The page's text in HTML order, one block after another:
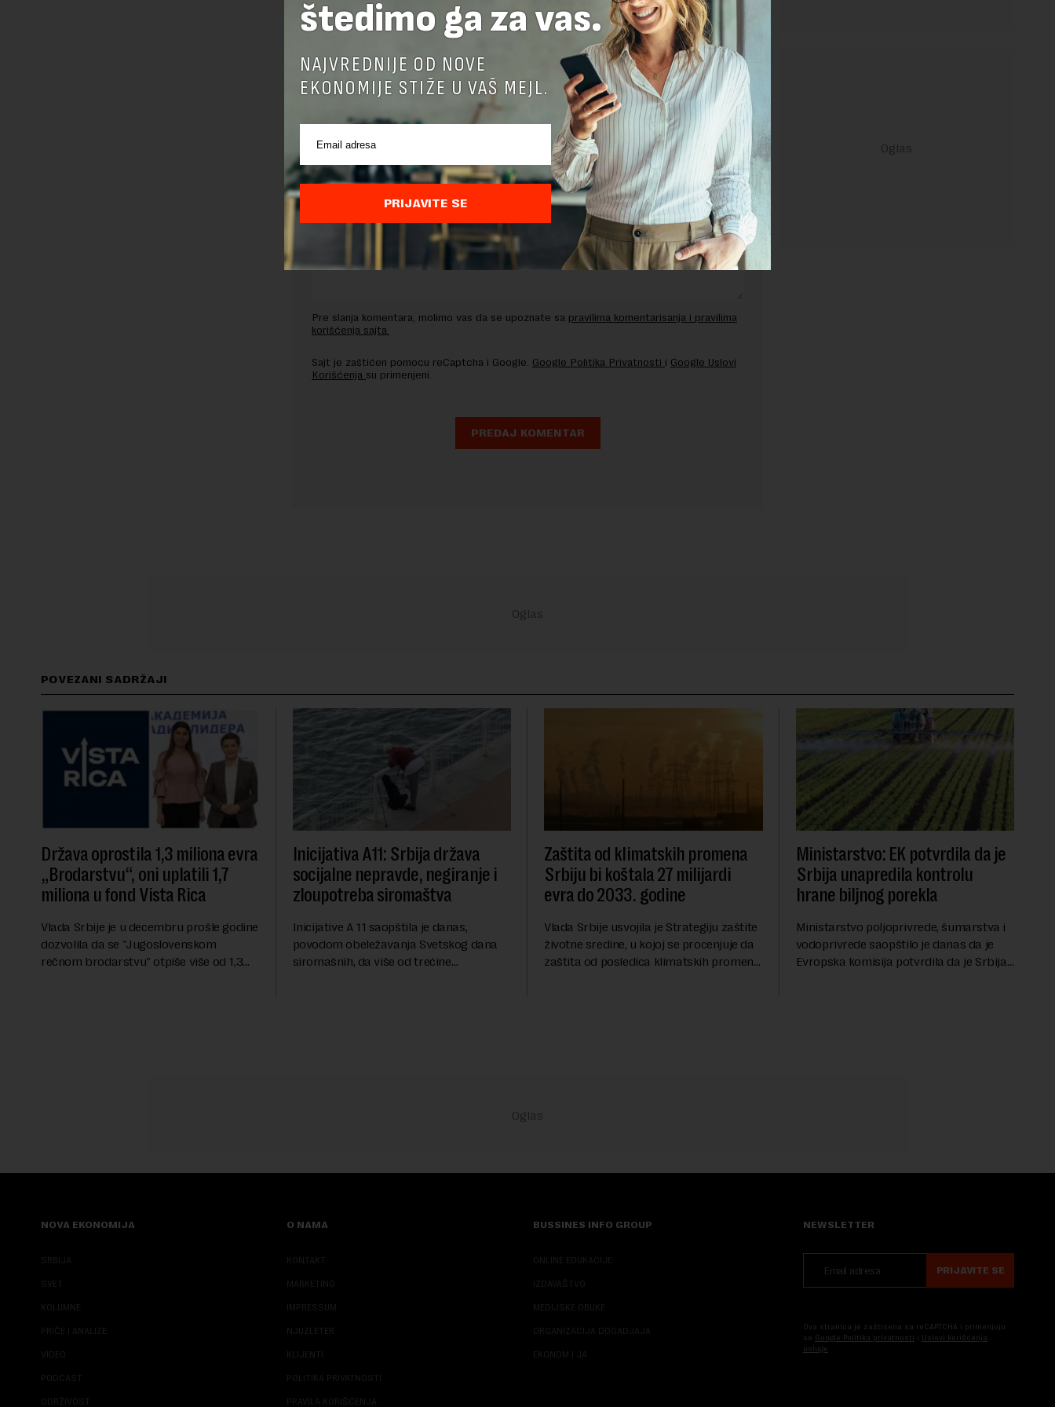
Preuzimanje delova teksta je dozvoljeno, ali uz obavezno navođenje izvora i uz postavljanje linka
Pre slanja komentara, molimo vas da se upoznate sa pravilima komentarisanja i pravilima
korišćenja sajta.
Sajt je zaštićen pomocu reCaptcha i Google. Google Politika Privatnosti i Google Uslovi
Korišćenja su primenjeni.
POVEZANI SADRŽAJI
Država oprostila 1,3 miliona evra
„Brodarstvu“, oni uplatili 1,7
miliona u fond Vista Rica
Vlada Srbije je u decembru prošle godine
dozvolila da se "Jugoslovenskom
rečnom brodarstvu" otpiše više od 1,3
Inicijativa A11: Srbija država
socijalne nepravde, negiranje i
zloupotreba siromaštva
Inicijative A 11 saopštila je danas,
povodom obeležavanja Svetskog dana
siromašnih, da više od trećine
Zaštita od klimatskih promena
Srbiju bi koštala 27 milijardi
evra do 2033. godine
Vlada Srbije usvojila je Strategiju zaštite
životne sredine, u kojoj se procenjuje da
zaštita od posledica klimatskih promena,
Ministarstvo: EK potvrdila da je
Srbija unapredila kontrolu
hrane biljnog porekla
Ministarstvo poljoprivrede, šumarstva i
vodoprivrede saopštilo je danas da je
Evropska komisija potvrdila da je Srbija
NOVA EKONOMIJA
SRBIJA
SVET
KOLUMNE
PRIČE I ANALIZE
VIDEO
PODCAST
ODRŽIVOST
O NAMA
KONTAKT
MARKETING
IMPRESSUM
NJUZLETER
KLIJENTI
POLITIKA PRIVATNOSTI
PRAVILA KORIŠĆENJA
BUSSINES INFO GROUP
ONLINE EDUKACIJE
IZDAVAŠTVO
MEDIJSKE OBUKE
ORGANIZACIJA DOGADJAJA
EKONOM I JA
NEWSLETTER
PRIJAVITE SE
Ova stranica je zaštićena sa reCAPTCHA i primenjuju
se Google Politika privatnosti i Uslovi korišćenja
usluge
štedimo ga za vas.
NAJVREDNIJE OD NOVE
EKONOMIJE STIŽE U VAŠ MEJL.
PRIJAVITE SE